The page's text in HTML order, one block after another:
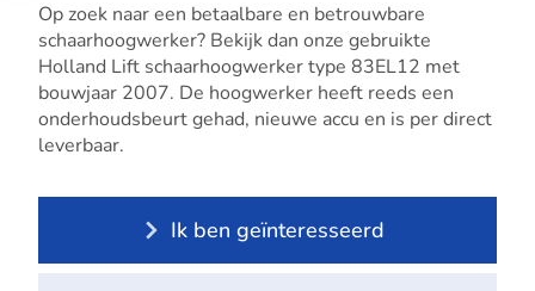
Op zoek naar een betaalbare en betrouwbare
schaarhoogwerker? Bekijk dan onze gebruikte
Holland Lift schaarhoogwerker type 83EL12 met
bouwjaar 2007. De hoogwerker heeft reeds een
onderhoudsbeurt gehad, nieuwe accu en is per direct
leverbaar.
Ik ben geïnteresseerd